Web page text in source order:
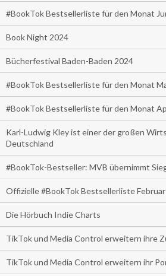
#BookTok Bestsellerliste für den Monat
Book Night 2024
Bücherfestival Baden-Baden 2024
#BookTok Bestsellerliste für den Monat
#BookTok Bestsellerliste für den Monat
Karl-Ludwig Kley ist einer der großen
Deutschland
#BookTok-Bestseller: MVB übernimmt
Offizielle #BookTok Bestsellerliste
Die Hörbuch Indie Charts
TikTok und Media Control erweitern ihre
TikTok und Media Control erweitern ihr